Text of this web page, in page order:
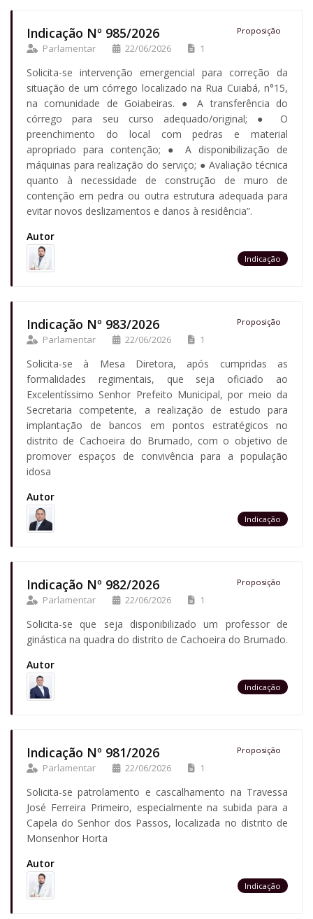
Indicação Nº 985/2026 Proposição
Parlamentar 22/06/2026 1
Solicita-se intervenção emergencial para correção da
situação de um córrego localizado na Rua Cuiabá, n°15,
na comunidade de Goiabeiras. ● A transferência do
córrego para seu curso adequado/original; ● O
preenchimento do local com pedras e material
apropriado para contenção; ● A disponibilização de
máquinas para realização do serviço; ● Avaliação técnica
quanto à necessidade de construção de muro de
contenção em pedra ou outra estrutura adequada para
evitar novos deslizamentos e danos à residência”.
Autor
Indicação
Indicação Nº 983/2026 Proposição
Parlamentar 22/06/2026 1
Solicita-se à Mesa Diretora, após cumpridas as
formalidades regimentais, que seja oficiado ao
Excelentíssimo Senhor Prefeito Municipal, por meio da
Secretaria competente, a realização de estudo para
implantação de bancos em pontos estratégicos no
distrito de Cachoeira do Brumado, com o objetivo de
promover espaços de convivência para a população
idosa
Autor
Indicação
Indicação Nº 982/2026 Proposição
Parlamentar 22/06/2026 1
Solicita-se que seja disponibilizado um professor de
ginástica na quadra do distrito de Cachoeira do Brumado.
Autor
Indicação
Indicação Nº 981/2026 Proposição
Parlamentar 22/06/2026 1
Solicita-se patrolamento e cascalhamento na Travessa
José Ferreira Primeiro, especialmente na subida para a
Capela do Senhor dos Passos, localizada no distrito de
Monsenhor Horta
Autor
Indicação